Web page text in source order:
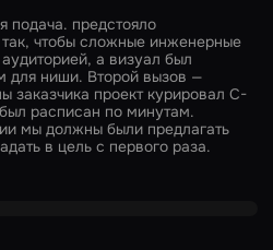
подача. предстояло
чтобы сложные инженерные
а визуал был
для ниши. Второй вызов —
заказчика проект курировал C-
расписан по минутам.
мы должны были предлагать
в цель с первого раза.